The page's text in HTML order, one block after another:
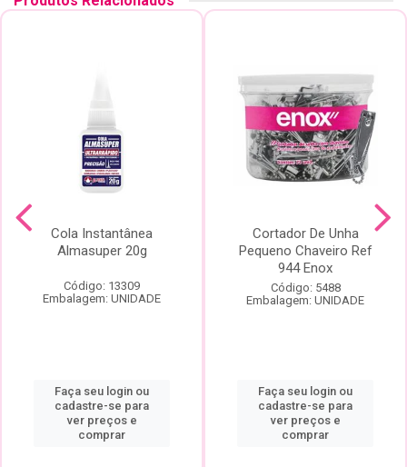
Cola Instantânea
Almasuper 20g
Código: 13309
Embalagem: UNIDADE
Faça seu login ou
cadastre-se para
ver preços e
comprar
Cortador De Unha
Pequeno Chaveiro Ref
944 Enox
Código: 5488
Embalagem: UNIDADE
Faça seu login ou
cadastre-se para
ver preços e
comprar